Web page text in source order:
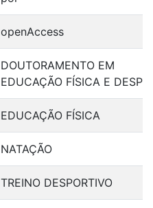
openAccess
DOUTORAMENTO EM
EDUCAÇÃO FÍSICA E
EDUCAÇÃO FÍSICA
NATAÇÃO
TREINO DESPORTIVO